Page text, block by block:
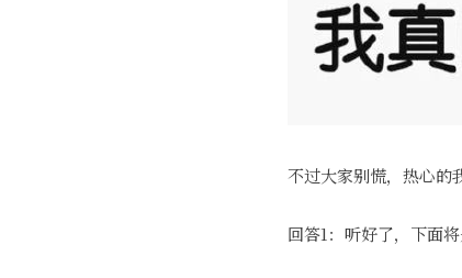
不过大家别慌，热心的
回答1：听好了，下面